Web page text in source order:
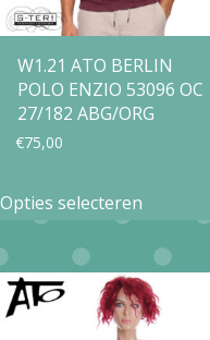
W1.21 ATO BERLIN
POLO ENZIO 53096 OC
27/182 ABG/ORG
€75,00
Opties selecteren
product
heeft
meerdere
variaties.